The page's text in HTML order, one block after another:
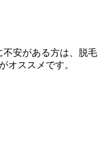
安がある方は、 脱毛
がオススメです。